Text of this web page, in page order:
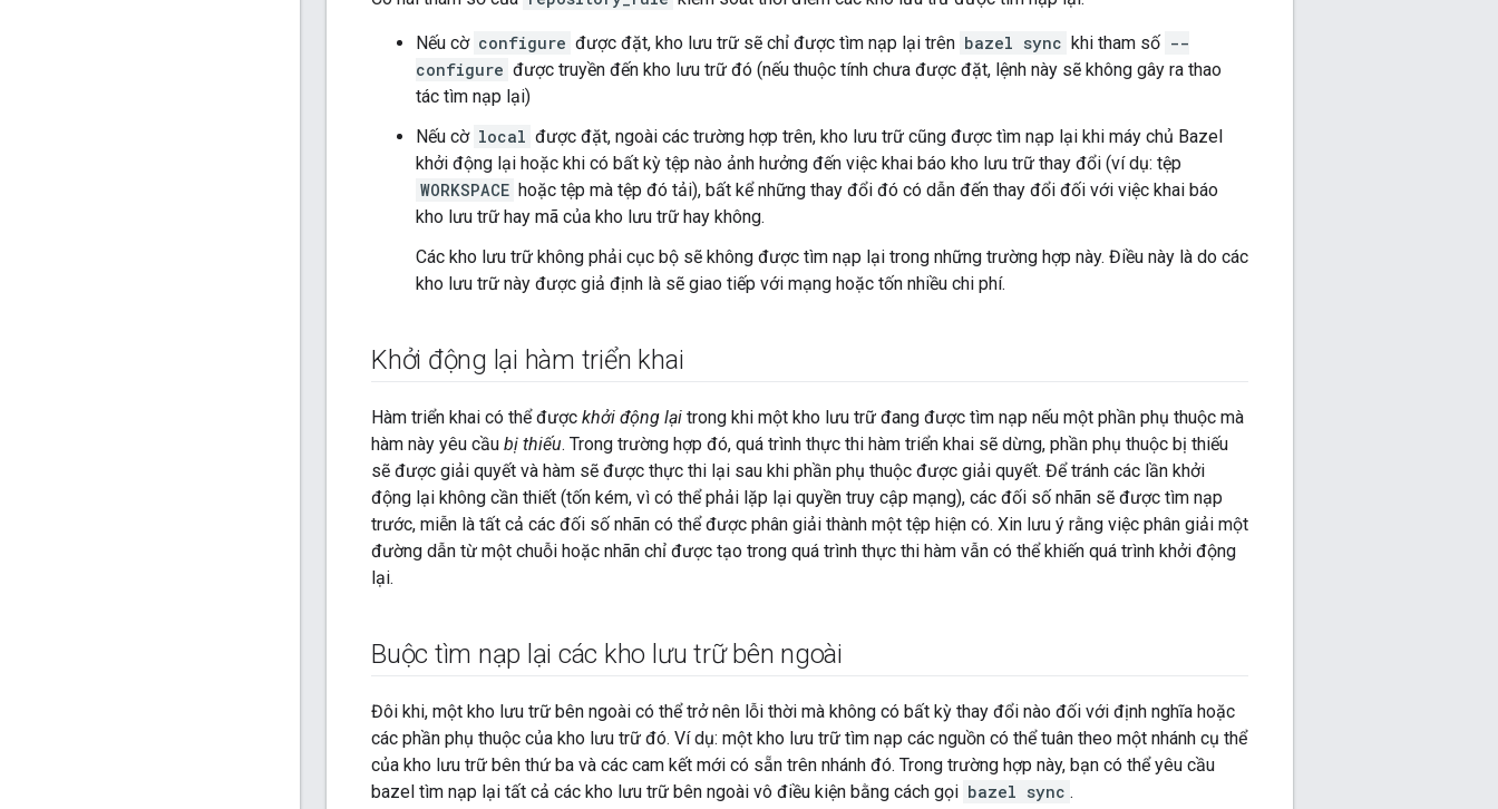
Nếu cờ configure được đặt, kho lưu trữ sẽ chỉ được tìm nạp lại trên bazel sync khi tham số --
configure được truyền đến kho lưu trữ đó (nếu thuộc tính chưa được đặt, lệnh này sẽ không gây ra thao
tác tìm nạp lại)
Nếu cờ local được đặt, ngoài các trường hợp trên, kho lưu trữ cũng được tìm nạp lại khi máy chủ Bazel
khởi động lại hoặc khi có bất kỳ tệp nào ảnh hưởng đến việc khai báo kho lưu trữ thay đổi (ví dụ: tệp
WORKSPACE hoặc tệp mà tệp đó tải), bất kể những thay đổi đó có dẫn đến thay đổi đối với việc khai báo
kho lưu trữ hay mã của kho lưu trữ hay không.
Các kho lưu trữ không phải cục bộ sẽ không được tìm nạp lại trong những trường hợp này. Điều này là do các
kho lưu trữ này được giả định là sẽ giao tiếp với mạng hoặc tốn nhiều chi phí.
Khởi động lại hàm triển khai
Hàm triển khai có thể được khởi động lại trong khi một kho lưu trữ đang được tìm nạp nếu một phần phụ thuộc mà
hàm này yêu cầu bị thiếu. Trong trường hợp đó, quá trình thực thi hàm triển khai sẽ dừng, phần phụ thuộc bị thiếu
sẽ được giải quyết và hàm sẽ được thực thi lại sau khi phần phụ thuộc được giải quyết. Để tránh các lần khởi
động lại không cần thiết (tốn kém, vì có thể phải lặp lại quyền truy cập mạng), các đối số nhãn sẽ được tìm nạp
trước, miễn là tất cả các đối số nhãn có thể được phân giải thành một tệp hiện có. Xin lưu ý rằng việc phân giải một
đường dẫn từ một chuỗi hoặc nhãn chỉ được tạo trong quá trình thực thi hàm vẫn có thể khiến quá trình khởi động
lại.
Buộc tìm nạp lại các kho lưu trữ bên ngoài
Đôi khi, một kho lưu trữ bên ngoài có thể trở nên lỗi thời mà không có bất kỳ thay đổi nào đối với định nghĩa hoặc
các phần phụ thuộc của kho lưu trữ đó. Ví dụ: một kho lưu trữ tìm nạp các nguồn có thể tuân theo một nhánh cụ thể
của kho lưu trữ bên thứ ba và các cam kết mới có sẵn trên nhánh đó. Trong trường hợp này, bạn có thể yêu cầu
bazel tìm nạp lại tất cả các kho lưu trữ bên ngoài vô điều kiện bằng cách gọi bazel sync .